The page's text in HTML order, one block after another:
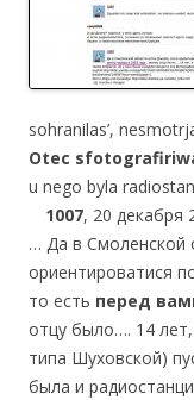
sohranilas’,
Otec
u nego byla
1007, 20 декабря
… Да в Смоленской
ориентироватися
то есть перед
отцу было…. 14
типа Шуховской)
была и